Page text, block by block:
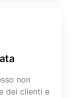
non
dei clienti e